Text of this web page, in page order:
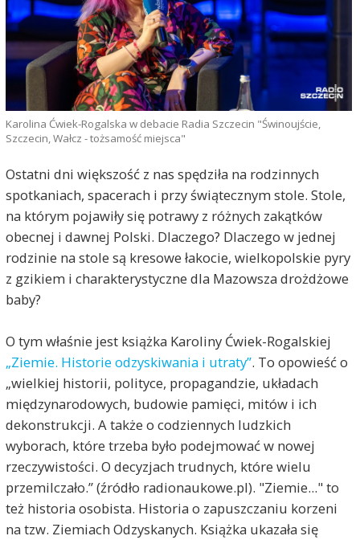
Karolina Ćwiek-Rogalska w debacie Radia Szczecin "Świnoujście,
Szczecin, Wałcz - tożsamość miejsca"
Ostatni dni większość z nas spędziła na rodzinnych
spotkaniach, spacerach i przy świątecznym stole. Stole,
na którym pojawiły się potrawy z różnych zakątków
obecnej i dawnej Polski. Dlaczego? Dlaczego w jednej
rodzinie na stole są kresowe łakocie, wielkopolskie pyry
z gzikiem i charakterystyczne dla Mazowsza drożdżowe
baby?
O tym właśnie jest książka Karoliny Ćwiek-Rogalskiej
„Ziemie. Historie odzyskiwania i utraty”. To opowieść o
„wielkiej historii, polityce, propagandzie, układach
międzynarodowych, budowie pamięci, mitów i ich
dekonstrukcji. A także o codziennych ludzkich
wyborach, które trzeba było podejmować w nowej
rzeczywistości. O decyzjach trudnych, które wielu
przemilczało.” (źródło radionaukowe.pl). "Ziemie..." to
też historia osobista. Historia o zapuszczaniu korzeni
na tzw. Ziemiach Odzyskanych. Książka ukazała się